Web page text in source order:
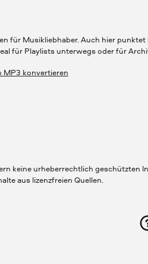
für Musikliebhaber. Auch hier
für Playlists unterwegs oder für
MP3 konvertieren
keine urheberrechtlich geschützten
aus lizenzfreien Quellen.